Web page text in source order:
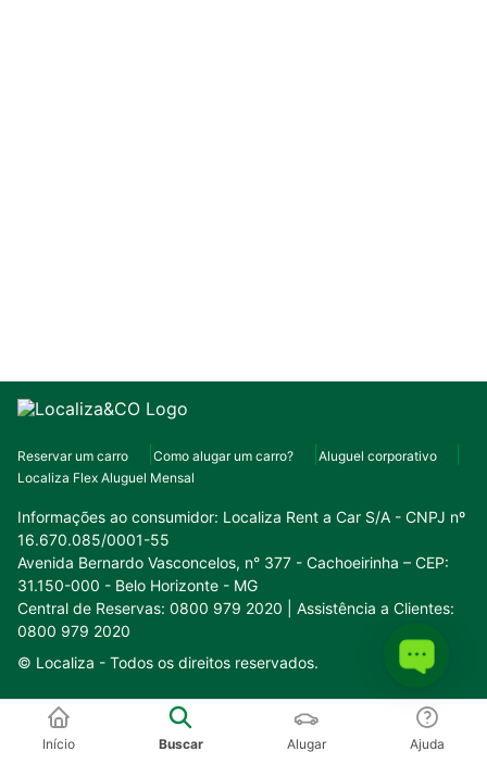
Reservar um carro Como alugar um carro?
Aluguel corporativo
Localiza Flex Aluguel Mensal
Informações ao consumidor: Localiza Rent a Car S/A - CNPJ nº
16.670.085/0001-55
Avenida Bernardo Vasconcelos, n° 377 - Cachoeirinha – CEP:
31.150-000 - Belo Horizonte - MG
Central de Reservas: 0800 979 2020 | Assistência a Clientes:
0800 979 2020
© Localiza - Todos os direitos reservados.
Conheça o nosso ecossistema:
Início Buscar Alugar Ajuda